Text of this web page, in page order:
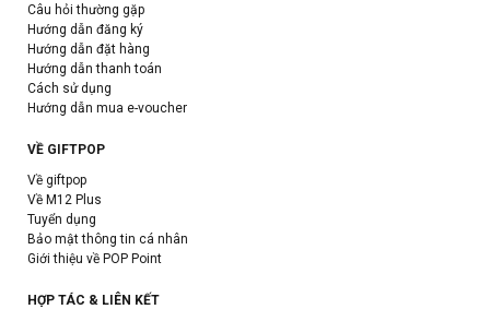
Câu hỏi thường gặp
Hướng dẫn đăng ký
Hướng dẫn đặt hàng
Hướng dẫn thanh toán
Cách sử dụng
Hướng dẫn mua e-voucher
VỀ GIFTPOP
Về giftpop
Về M12 Plus
Tuyển dụng
Bảo mật thông tin cá nhân
Giới thiệu về POP Point
HỢP TÁC & LIÊN KẾT